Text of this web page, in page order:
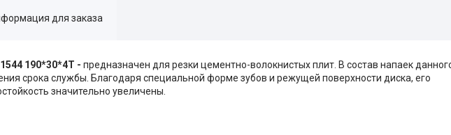
для заказа
190*30*4Т - предназначен для резки цементно-волокнистых плит. В состав напаек
срока службы. Благодаря специальной форме зубов и режущей поверхности диска, его
значительно увеличены.